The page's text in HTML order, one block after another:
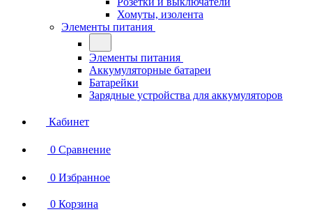
Хомуты, изолента
Элементы питания
Элементы питания
Аккумуляторные батареи
Батарейки
Зарядные устройства для аккумуляторов
Кабинет
0 Сравнение
0 Избранное
0 Корзина